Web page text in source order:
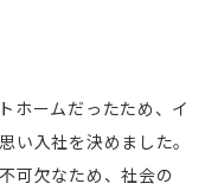
ホームだったため、イ
い入社を決めました。
可欠なため、社会の